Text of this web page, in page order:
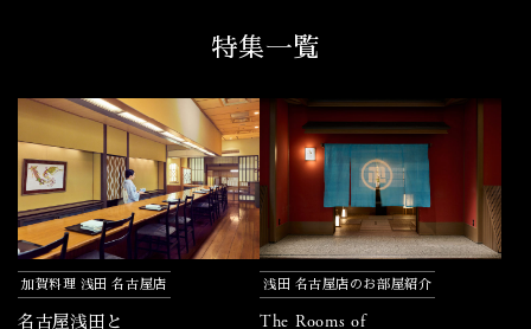
特集一覧
加賀料理 浅田 名古屋店
名古屋浅田と
浅田 名古屋店のお部屋紹介
The Rooms of